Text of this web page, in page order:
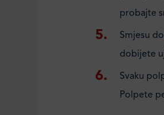
probajte
Smjesu
dobijete
Svaku
Polpete